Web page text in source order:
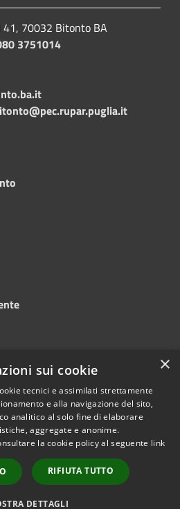
41, 70032 Bitonto BA
3751014
Meccanismo di feedback
Copyright © 2026 • Comune di
Bitonto • Powered by
Municipium•
Accesso
redazione
×
sui cookie
tecnici e assimilati strettamente
e alla navigazione del sito,
analitico al solo fine di elaborare
aggregate e anonime.
la cookie policy al seguente link
RIFIUTA TUTTO
DETTAGLI